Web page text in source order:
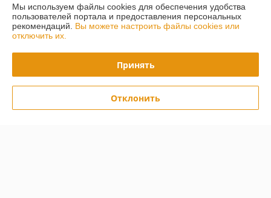
Политика обработки cookies
Сайт создан на платформе Deal.by
Мы используем файлы cookies для обеспечения удобства
пользователей портала и предоставления персональных
рекомендаций. Вы можете настроить файлы cookies или
отключить их.
Принять
Отклонить